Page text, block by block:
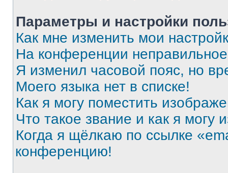
Параметры и настройки
Как мне изменить мои
На конференции
Я изменил часовой пояс, но
Моего языка нет в списке!
Как я могу поместить
Что такое звание и как я могу
Когда я щёлкаю по ссылке
конференцию!